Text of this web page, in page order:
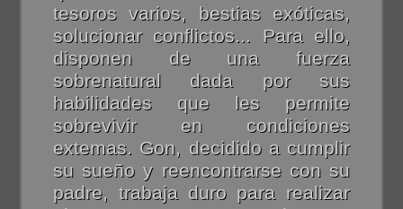
tesoros varios, bestias exóticas,
solucionar conflictos... Para ello,
disponen de una fuerza
sobrenatural dada por sus
habilidades que les permite
sobrevivir en condiciones
extemas. Gon, decidido a cumplir
su sueño y reencontrarse con su
padre, trabaja duro para realizar